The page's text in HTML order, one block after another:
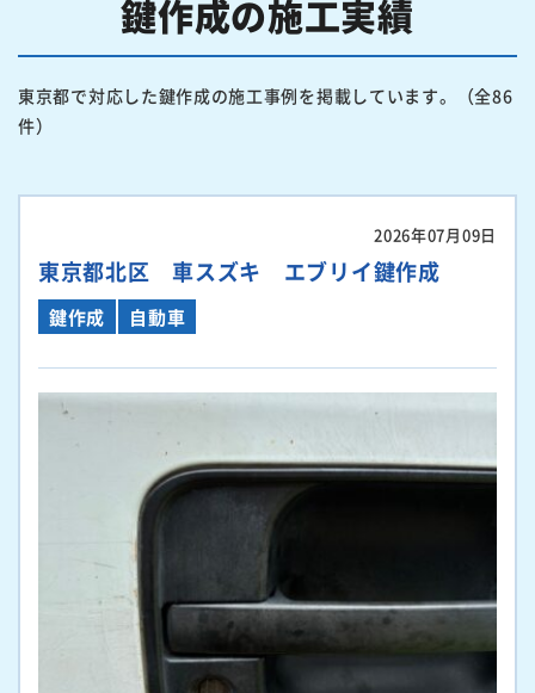
鍵作成の施工実績
東京都で対応した鍵作成の施工事例を掲載しています。（全86
件）
2026年07月09日
東京都北区 車スズキ エブリイ鍵作成
鍵作成 自動車